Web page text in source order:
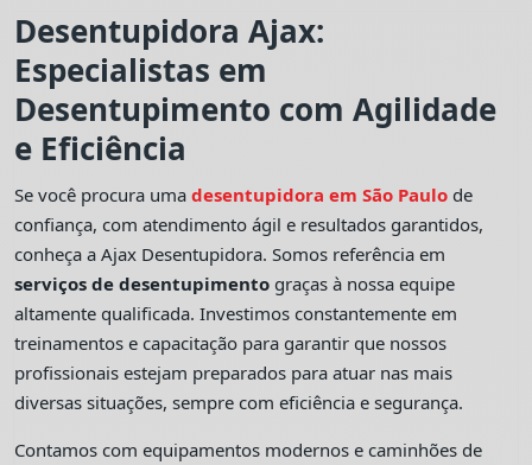
Desentupidora Ajax:
Especialistas em
Desentupimento com Agilidade
e Eficiência
Se você procura umadesentupidora em São Paulo de
confiança, com atendimento ágil e resultados garantidos,
conheça a Ajax Desentupidora. Somos referência em
serviços de desentupimento graças à nossa equipe
altamente qualificada. Investimos constantemente em
treinamentos e capacitação para garantir que nossos
profissionais estejam preparados para atuar nas mais
diversas situações, sempre com eficiência e segurança.
Contamos com equipamentos modernos e caminhões de